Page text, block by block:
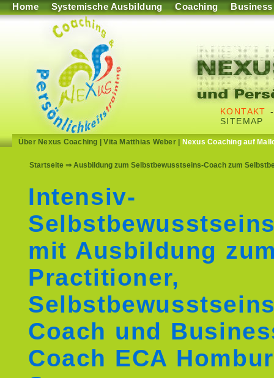
Home Systemische Ausbildung Coaching Business
KONTAKT
SITEMAP
Über Nexus Coaching |Vita Matthias Weber| Nexus Coaching auf
Startseite ⇒ Ausbildung zum Selbstbewusstseins-Coach zum
Intensiv-
mit Ausbildung
Practitioner,
Coach und
Coach ECA